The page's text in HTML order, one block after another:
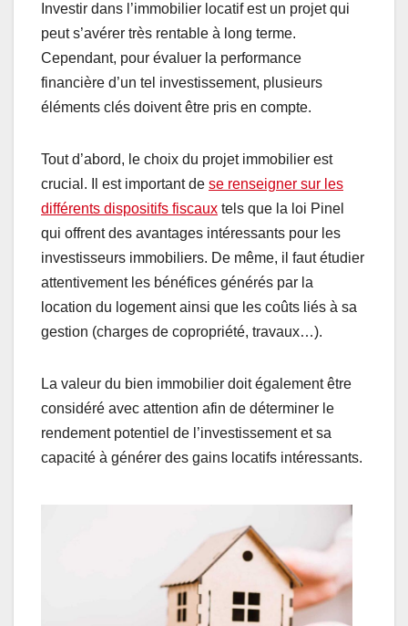
Investir dans l’immobilier locatif est un projet qui
peut s’avérer très rentable à long terme.
Cependant, pour évaluer la performance
financière d’un tel investissement, plusieurs
éléments clés doivent être pris en compte.
Tout d’abord, le choix du projet immobilier est
crucial. Il est important de se renseigner sur les
différents dispositifs fiscaux tels que la loi Pinel
qui offrent des avantages intéressants pour les
investisseurs immobiliers. De même, il faut étudier
attentivement les bénéfices générés par la
location du logement ainsi que les coûts liés à sa
gestion (charges de copropriété, travaux…).
La valeur du bien immobilier doit également être
considéré avec attention afin de déterminer le
rendement potentiel de l’investissement et sa
capacité à générer des gains locatifs intéressants.